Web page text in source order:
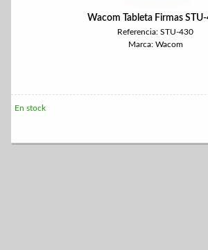
Wacom Tableta Firmas
Referencia: STU-430
Marca: Wacom
En stock